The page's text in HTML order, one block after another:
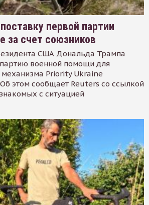
первой партии
за счет союзников
США Дональда Трампа
военной помощи для
Priority Ukraine
этом сообщает Reuters со ссылкой
с ситуацией